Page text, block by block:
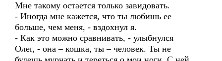
Мне такому остается только завидовать.
- Иногда мне кажется, что ты любишь ее
больше, чем меня, - вздохнул я.
- Как это можно сравнивать, - улыбнулся
Олег, - она – кошка, ты – человек. Ты не